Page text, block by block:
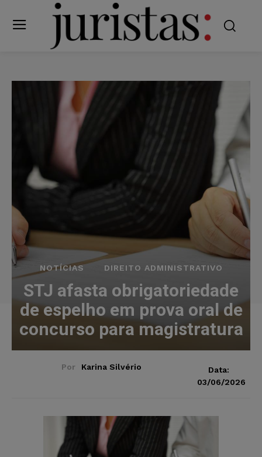
NOTÍCIAS DIREITO ADMINISTRATIVO
STJ afasta obrigatoriedade
de espelho em prova oral de
concurso para magistratura
Por Karina Silvério
Data:
03/06/2026